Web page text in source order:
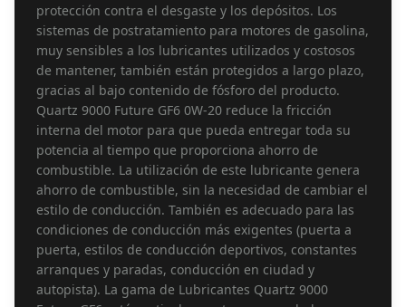
protección contra el desgaste y los depósitos. Los
sistemas de postratamiento para motores de gasolina,
muy sensibles a los lubricantes utilizados y costosos
de mantener, también están protegidos a largo plazo,
gracias al bajo contenido de fósforo del producto.
Quartz 9000 Future GF6 0W-20 reduce la fricción
interna del motor para que pueda entregar toda su
potencia al tiempo que proporciona ahorro de
combustible. La utilización de este lubricante genera
ahorro de combustible, sin la necesidad de cambiar el
estilo de conducción. También es adecuado para las
condiciones de conducción más exigentes (puerta a
puerta, estilos de conducción deportivos, constantes
arranques y paradas, conducción en ciudad y
autopista). La gama de Lubricantes Quartz 9000